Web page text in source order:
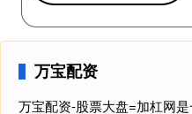
万宝配资
万宝配资-股票大盘=加杠网